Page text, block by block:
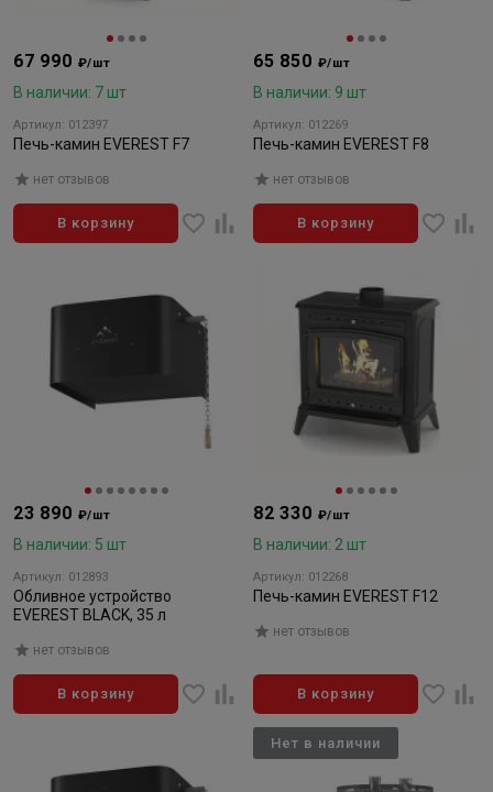
67 990 ₽/шт
В наличии: 7 шт
Артикул: 012397
Печь-камин EVEREST F7
нет отзывов
В корзину
65 850 ₽/шт
В наличии: 9 шт
Артикул: 012269
Печь-камин EVEREST F8
нет отзывов
В корзину
23 890 ₽/шт
В наличии: 5 шт
Артикул: 012893
Обливное устройство
EVEREST BLACK, 35 л
нет отзывов
В корзину
82 330 ₽/шт
В наличии: 2 шт
Артикул: 012268
Печь-камин EVEREST F12
нет отзывов
В корзину
Нет в наличии